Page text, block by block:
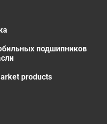
подшипников
products